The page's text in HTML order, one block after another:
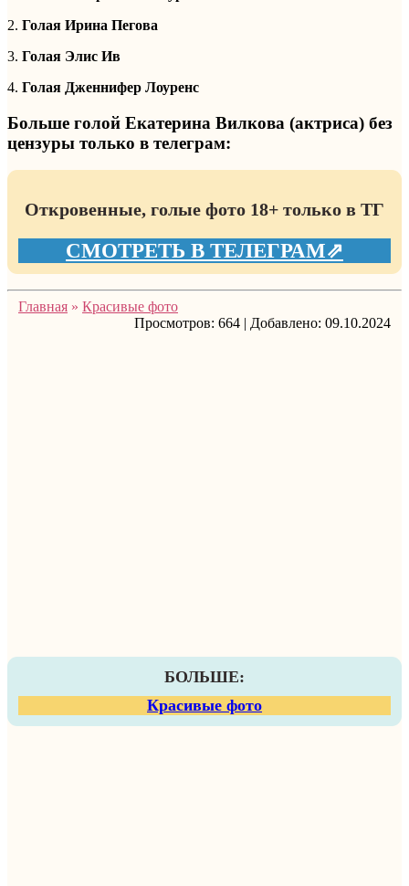
2. Голая Ирина Пегова
3. Голая Элис Ив
4. Голая Дженнифер Лоуренс
Больше голой Екатерина Вилкова (актриса) без
цензуры только в телеграм:
Откровенные, голые фото 18+ только в ТГ
СМОТРЕТЬ В ТЕЛЕГРАМ⇗
Главная » Красивые фото
Просмотров: 664 | Добавлено: 09.10.2024
БОЛЬШЕ:
Красивые фото